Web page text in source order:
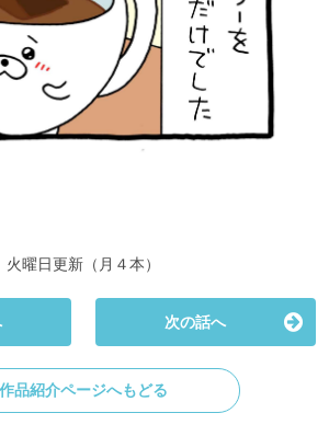
火曜日更新（月４本）
次の話へ
作品紹介ページへもどる